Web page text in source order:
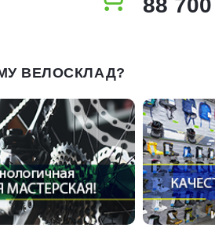
88
ВЕЛОСКЛАД?